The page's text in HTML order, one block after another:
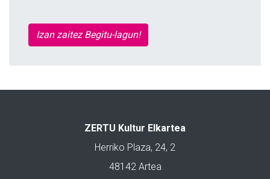
Izan zaitez Begitu-lagun!
ZERTU Kultur Elkartea
Herriko Plaza, 24, 2
48142 Artea